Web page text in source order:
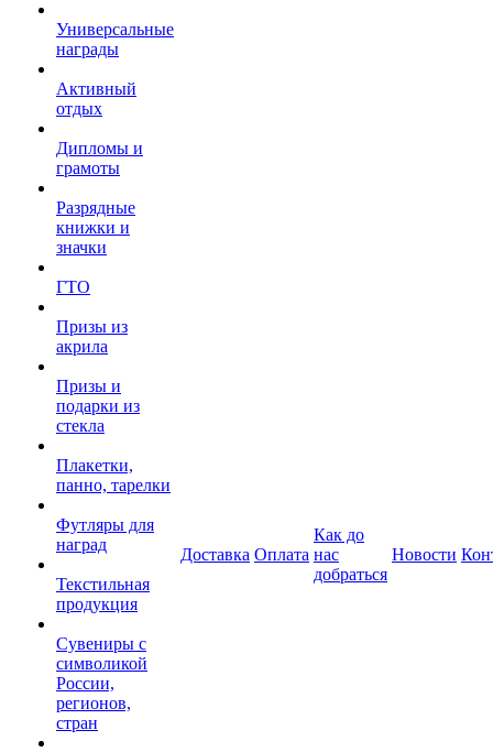
Универсальные
награды
Активный
отдых
Дипломы и
грамоты
Разрядные
книжки и
значки
ГТО
Призы из
акрила
Призы и
подарки из
стекла
Плакетки,
панно, тарелки
Футляры для
наград
Текстильная
продукция
Сувениры с
символикой
России,
регионов,
стран
Доставка Оплата
Как до
нас
добраться
Новости